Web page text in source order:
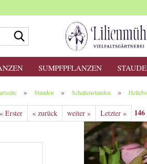
SUMPFPFLANZEN
» Stauden » Schattenstauden »
« Erster « zurück weiter » Letzter » 146